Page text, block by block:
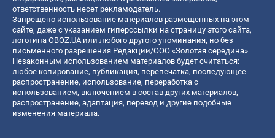
ответственность несет рекламодатель.
Запрещено использование материалов размещенных на этом
сайте, даже с указанием гиперссылки на страницу этого сайта,
логотипа OBOZ.UA или любого другого упоминания, но без
письменного разрешения Редакции/ООО «Золотая середина»
Незаконным использованием материалов будет считаться:
любое копирование, публикация, перепечатка, последующее
распространение, использование, переработка с
использованием, включением в состав других материалов,
распространение, адаптация, перевод и другие подобные
изменения материала.